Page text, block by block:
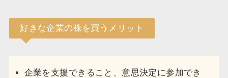
好きな企業の株を買うメリット
企業を支援できること、意思決定に参加でき